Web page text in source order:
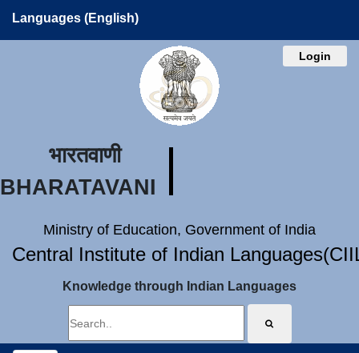
Languages (English)
Login
भारतवाणी
BHARATAVANI
Ministry of Education, Government of India
Central Institute of Indian
Knowledge through Indian Languages